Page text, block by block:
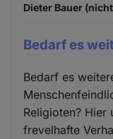
Dieter Bauer
Bedarf es
Bedarf es
Religioten?
frevelhafte